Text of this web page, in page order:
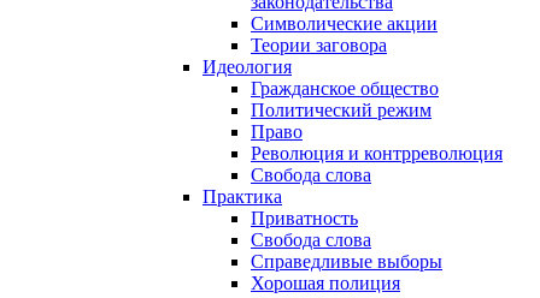
Символические акции
Теории заговора
Идеология
Гражданское общество
Политический режим
Право
Революция и контрреволюция
Свобода слова
Практика
Приватность
Свобода слова
Справедливые выборы
Хорошая полиция